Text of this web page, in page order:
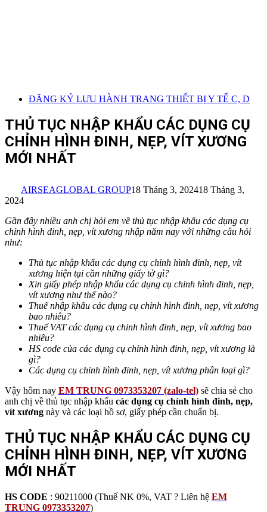
ĐĂNG KÝ LƯU HÀNH TRANG THIẾT BỊ Y TẾ C, D
THỦ TỤC NHẬP KHẨU CÁC DỤNG CỤ
CHỈNH HÌNH ĐINH, NẸP, VÍT XƯƠNG
MỚI NHẤT
AIRSEAGLOBAL GROUP18 Tháng 3, 202418 Tháng 3,
2024
Gần đây nhiều anh chị hỏi em về thủ tục nhập khẩu các dụng cụ
chỉnh hình đinh, nẹp, vít xương nhập năm nay với những câu hỏi
như:
Thủ tục nhập khẩu các dụng cụ chỉnh hình đinh, nẹp, vít
xương hiện tại cần những giấy tờ gì?
Xin giấy phép nhập khẩu các dụng cụ chỉnh hình đinh, nẹp,
vít xương như thế nào?
Thuế nhập khẩu các dụng cụ chỉnh hình đinh, nẹp, vít xương
bao nhiêu?
Thuế VAT các dụng cụ chỉnh hình đinh, nẹp, vít xương bao
nhiêu?
HS code của các dụng cụ chỉnh hình đinh, nẹp, vít xương là
gì?
Các dụng cụ chỉnh hình đinh, nẹp, vít xương phân loại gì?
Vậy hôm nay EM TRUNG 0973353207 (zalo-tel) sẽ chia sẻ cho
anh chị về thủ tục nhập khẩu các dụng cụ chỉnh hình đinh, nẹp,
vít xương này và các loại hồ sơ, giấy phép cần chuẩn bị.
THỦ TỤC NHẬP KHẨU CÁC DỤNG CỤ
CHỈNH HÌNH ĐINH, NẸP, VÍT XƯƠNG
MỚI NHẤT
HS CODE : 90211000 (Thuế NK 0%, VAT ? Liên hệ EM
TRUNG 0973353207)